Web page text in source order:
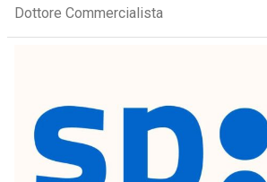
Dottore Commercialista